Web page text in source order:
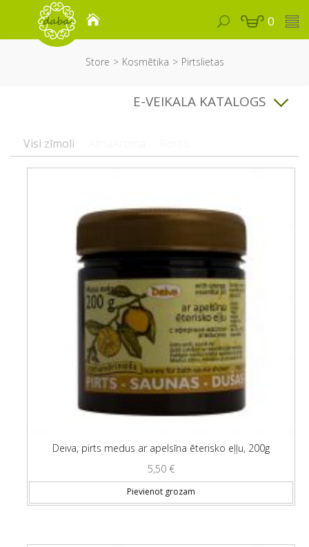
0
Store Kosmētika Pirtslietas
E-VEIKALA KATALOGS
Visi zīmoli
Deiva, pirts medus ar apelsīna ēterisko eļļu, 200g
5,50 €
Pievienot grozam